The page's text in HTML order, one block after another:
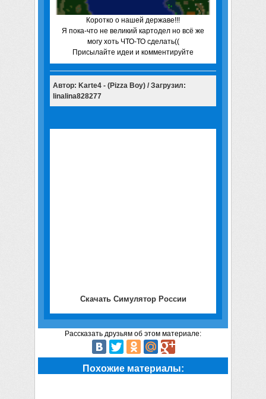
Коротко о нашей державе!!!
Я пока-что не великий картодел но всё же
могу хоть ЧТО-ТО сделать((
Присылайте идеи и комментируйте
Автор: Karte4 - (Pizza Boy) / Загрузил:
linalina828277
Скачать Симулятор России
Рассказать друзьям об этом материале:
Похожие материалы: